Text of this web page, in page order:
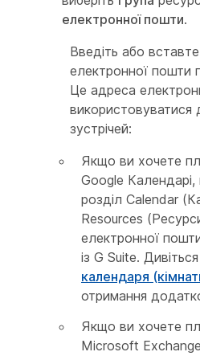
електронної пошти.
Введіть або
електронної пошти
Це адреса
використовуватися
зустрічей:
Якщо ви хочете
Google Календарі,
розділ Calendar
Resources
електронної
із G Suite. Дивіться
календаря
отримання
Якщо ви хочете
Microsoft